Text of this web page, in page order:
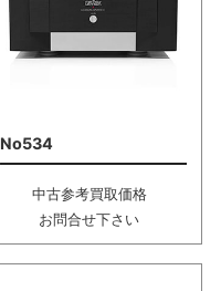
No534
中古参考買取価格
お問合せ下さい